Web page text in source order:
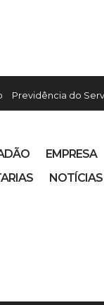
Previdência do
EMPRESA
NOTÍCIAS